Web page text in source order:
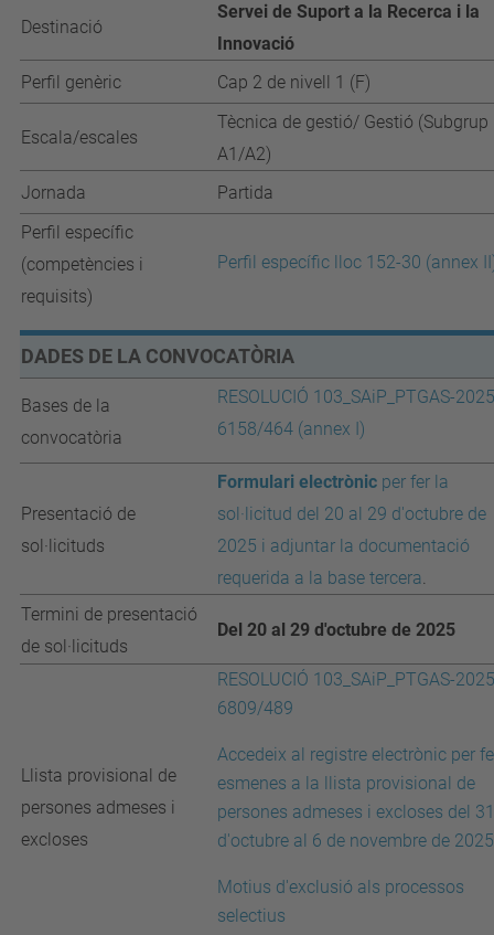
Destinació
Servei de Suport a la Recerca i la
Innovació
Perfil genèric
Cap 2 de nivell 1 (F)
Escala/escales
Tècnica de gestió/ Gestió (Subgrup
A1/A2)
Jornada
Partida
Perfil específic
(competències i
requisits)
Perfil específic lloc 152-30 (annex
DADES DE LA CONVOCATÒRIA
Bases de la
convocatòria
RESOLUCIÓ 103_SAiP_PTGAS-
6158/464 (annex I)
Presentació de
sol·licituds
Formulari electrònic per fer la
sol·licitud del 20 al 29 d'octubre de
2025 i adjuntar la documentació
requerida a la base tercera.
Termini de presentació
de sol·licituds
Del 20 al 29 d'octubre de 2025
Llista provisional de
persones admeses i
excloses
RESOLUCIÓ 103_SAiP_PTGAS-
6809/489
Accedeix al registre electrònic per
esmenes a la llista provisional de
persones admeses i excloses del 31
d'octubre al 6 de novembre de 2025
Motius d'exclusió als processos
selectius